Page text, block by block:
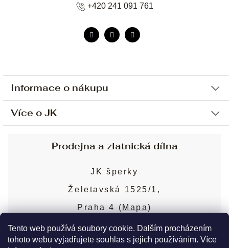
Tento web používá soubory cookie. Dalším procházením
tohoto webu vyjadřujete souhlas s jejich používáním. Více
Informace o nákupu
Ochrana osobních údajů
Sjednání osobní schůzky
Obchodní podmínky
Puncovní značky
Více o JK
Blog
Nejčastější dotazy
+420 241 091 761
Prodejna a zlatnická dílna
JK šperky
Želetavská 1525/1,
Praha 4 ( Mapa)
Více o prodejně